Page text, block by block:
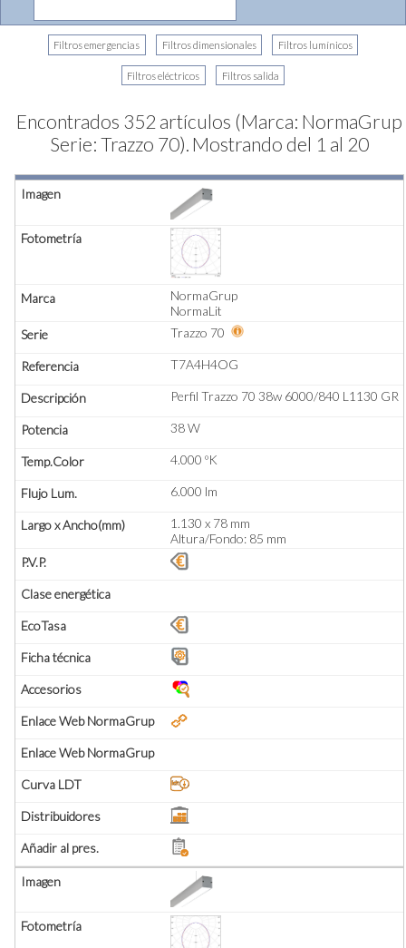
Encontrados 352 artículos (Marca: NormaGrup
Serie: Trazzo 70). Mostrando del 1 al 20
NormaGrup
NormaLit
Trazzo 70
T7A4H4OG
Perfil Trazzo 70 38w 6000/840 L1130 GR
38 W
4.000 ºK
6.000 lm
1.130 x 78 mm
Altura/Fondo: 85 mm